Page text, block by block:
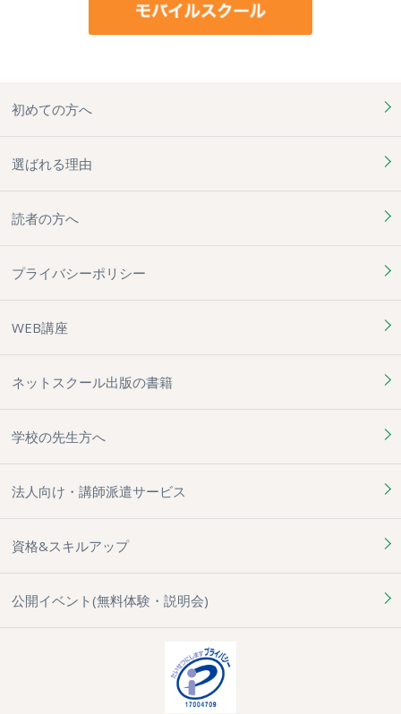
初めての方へ
選ばれる理由
読者の方へ
プライバシーポリシー
WEB講座
ネットスクール出版の書籍
学校の先生方へ
法人向け・講師派遣サービス
資格&スキルアップ
公開イベント(無料体験・説明会)